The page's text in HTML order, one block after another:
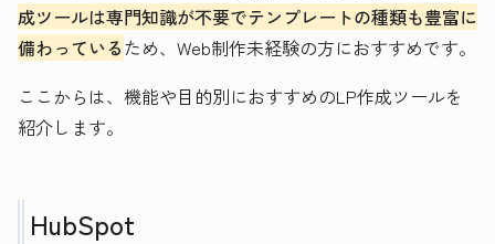
成ツールは専門知識が不要でテンプレートの種類も豊富に
備わっているため、Web制作未経験の方におすすめです。
ここからは、機能や目的別におすすめのLP作成ツールを
紹介します。
HubSpot